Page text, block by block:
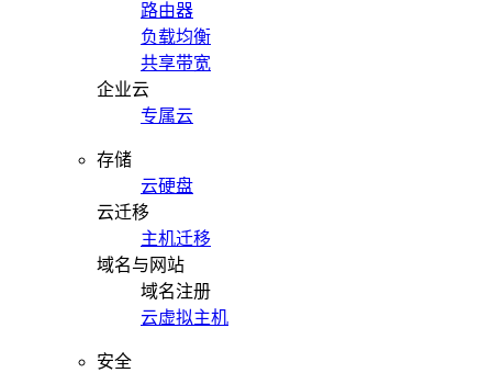
路由器
负载均衡
共享带宽
企业云
专属云
存储
云硬盘
云迁移
主机迁移
域名与网站
域名注册
云虚拟主机
安全